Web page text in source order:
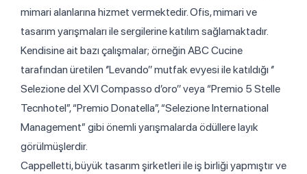
mimari alanlarına hizmet vermektedir. Ofis, mimari ve
tasarım yarışmaları ile sergilerine katılım sağlamaktadır.
Kendisine ait bazı çalışmalar; örneğin ABC Cucine
tarafından üretilen ‘’Levando’’ mutfak evyesi ile katıldığı ‘’
Selezione del XVI Compasso d’oro’’ veya “Premio 5 Stelle
Tecnhotel”, “Premio Donatella”, “Selezione International
Management” gibi önemli yarışmalarda ödüllere layık
görülmüşlerdir.
Cappelletti, büyük tasarım şirketleri ile iş birliği yapmıştır ve